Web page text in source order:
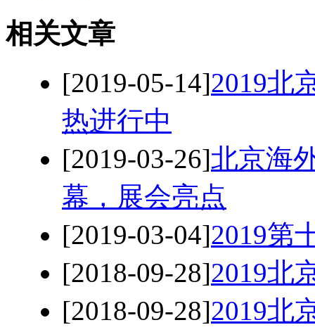
相关文章
[2019-05-14]2019北
热进行中
[2019-03-26]北京海
幕，展会亮点
[2019-03-04]2019第
[2018-09-28]2019北
[2018-09-28]2019北